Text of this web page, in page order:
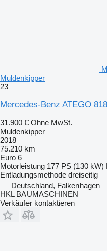
Muldenkipper
23
Mercedes-Benz ATEGO
31.900 € Ohne MwSt.
Muldenkipper
2018
75.210 km
Euro 6
Motorleistung 177 PS (130 kW)
Entladungsmethode dreiseitig
Deutschland, Falkenhagen
HKL BAUMASCHINEN
Verkäufer kontaktieren